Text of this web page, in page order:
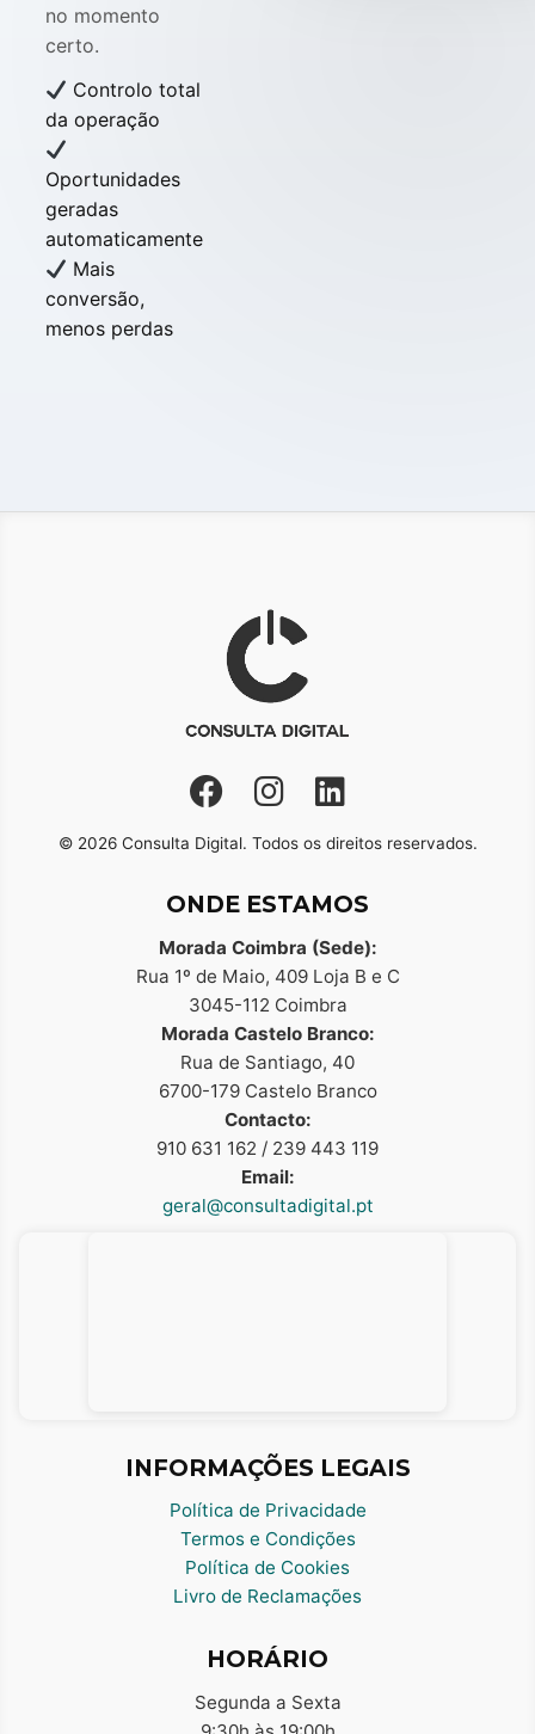
no momento
certo.
Controlo total
da operação
Oportunidades
geradas
automaticamente
Mais
conversão,
menos perdas
© 2026 Consulta Digital. Todos os direitos reservados.
ONDE ESTAMOS
Morada Coimbra (Sede):
Rua 1º de Maio, 409 Loja B e C
3045-112 Coimbra
Morada Castelo Branco:
Rua de Santiago, 40
6700-179 Castelo Branco
Contacto:
910 631 162 / 239 443 119
Email:
geral@consultadigital.pt
INFORMAÇÕES LEGAIS
Política de Privacidade
Termos e Condições
Política de Cookies
Livro de Reclamações
HORÁRIO
Segunda a Sexta